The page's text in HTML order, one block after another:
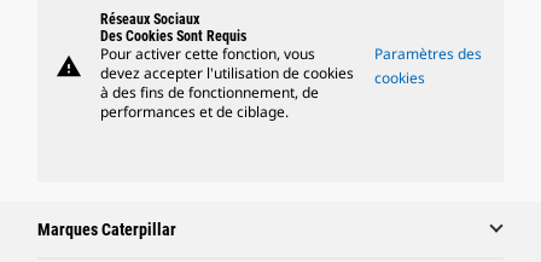
warning
Réseaux Sociaux
Des Cookies Sont Requis
Pour activer cette fonction, vous
devez accepter l'utilisation de cookies
à des fins de fonctionnement, de
performances et de ciblage.
Paramètres des
cookies
Marques Caterpillar